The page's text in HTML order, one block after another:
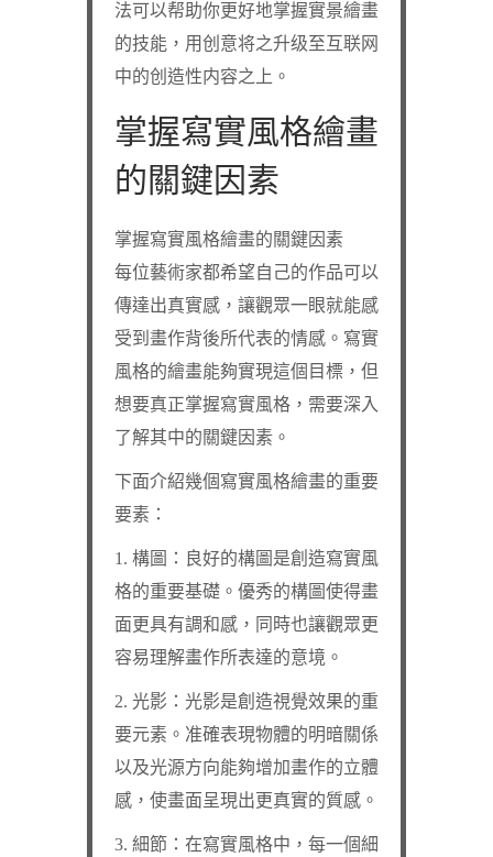
法可以帮助你更好地掌握實景繪畫
的技能，用创意将之升级至互联网
中的创造性内容之上。
掌握寫實風格繪畫
的關鍵因素
掌握寫實風格繪畫的關鍵因素
每位藝術家都希望自己的作品可以
傳達出真實感，讓觀眾一眼就能感
受到畫作背後所代表的情感。寫實
風格的繪畫能夠實現這個目標，但
想要真正掌握寫實風格，需要深入
了解其中的關鍵因素。
下面介紹幾個寫實風格繪畫的重要
要素：
1. 構圖：良好的構圖是創造寫實風
格的重要基礎。優秀的構圖使得畫
面更具有調和感，同時也讓觀眾更
容易理解畫作所表達的意境。
2. 光影：光影是創造視覺效果的重
要元素。准確表現物體的明暗關係
以及光源方向能夠增加畫作的立體
感，使畫面呈現出更真實的質感。
3. 細節：在寫實風格中，每一個細